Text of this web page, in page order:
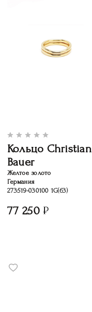
Кольцо Christian
Bauer
Желтое золото
Германия
273519-030100 1G(63)
77 250